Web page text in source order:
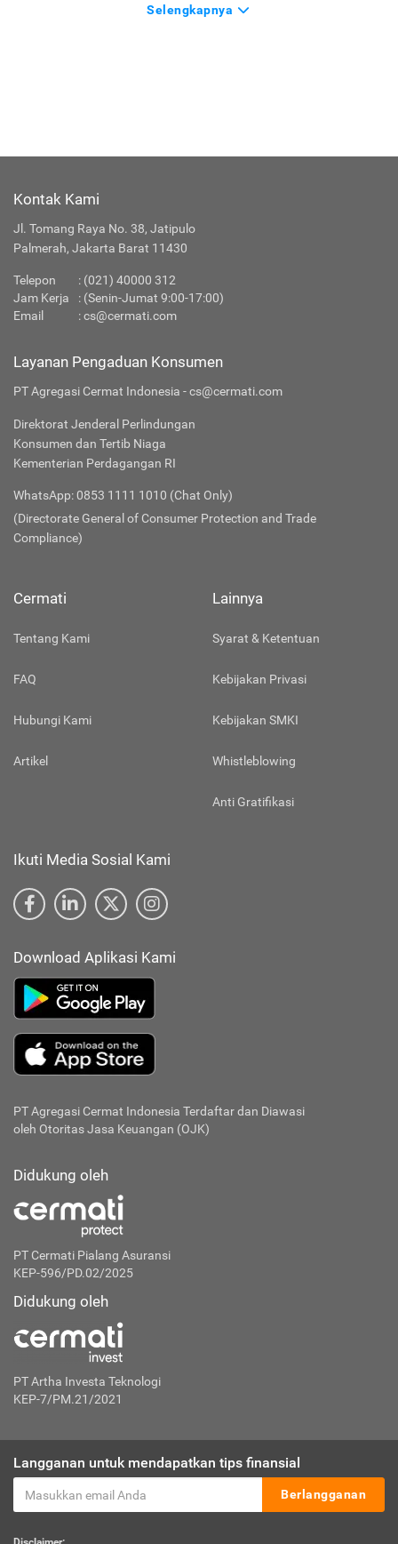
Selengkapnya
Kontak Kami
Jl. Tomang Raya No. 38, Jatipulo
Palmerah, Jakarta Barat 11430
Telepon : (021) 40000 312
Jam Kerja
: (Senin-Jumat 9:00-17:00)
Email
:cs@cermati.com
Layanan Pengaduan Konsumen
PT Agregasi Cermat Indonesia - cs@cermati.com
Direktorat Jenderal Perlindungan
Konsumen dan Tertib Niaga
Kementerian Perdagangan RI
WhatsApp: 0853 1111 1010 (Chat Only)
(Directorate General of Consumer Protection and Trade
Compliance)
Cermati
Tentang Kami
FAQ
Hubungi Kami
Artikel
Lainnya
Syarat & Ketentuan
Kebijakan Privasi
Kebijakan SMKI
Whistleblowing
Anti Gratifikasi
Ikuti Media Sosial Kami
Download Aplikasi Kami
PT Agregasi Cermat Indonesia Terdaftar dan Diawasi
oleh Otoritas Jasa Keuangan (OJK)
Didukung oleh
PT Cermati Pialang Asuransi
KEP-596/PD.02/2025
Didukung oleh
PT Artha Investa Teknologi
KEP-7/PM.21/2021
Langganan untuk mendapatkan tips finansial
Berlangganan